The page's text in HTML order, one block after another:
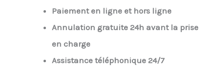
Paiement en ligne et hors ligne
Annulation gratuite 24h avant la prise
en charge
Assistance téléphonique 24/7